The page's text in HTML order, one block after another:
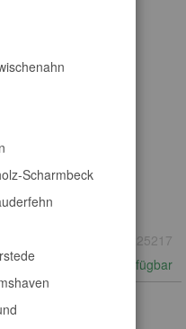
perl
90225217
verfügbar
Scharmbeck